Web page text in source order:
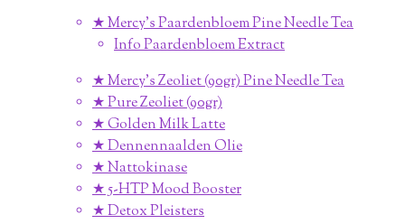
★ Mercy's Paardenbloem Pine Needle Tea
Info Paardenbloem Extract
★ Mercy's Zeoliet (90gr) Pine Needle Tea
★ Pure Zeoliet (90gr)
★ Golden Milk Latte
★ Dennennaalden Olie
★ Nattokinase
★ 5-HTP Mood Booster
★ Detox Pleisters